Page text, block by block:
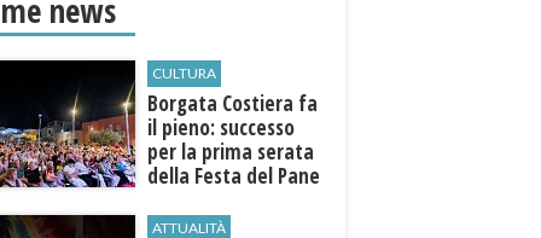
news
CULTURA
​Borgata Costiera fa
il pieno: successo
per la prima serata
della Festa del Pane
ATTUALITÀ